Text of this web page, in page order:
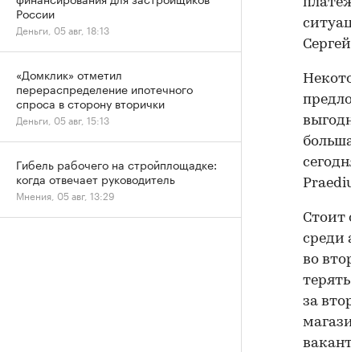
Стоит
среди
во
за
России
Деньги, 05 авг, 18:13
«Домклик» отметил
перераспределение ипотечного
спроса в сторону вторички
Деньги, 05 авг, 15:13
Гибель рабочего на стройплощадке:
когда отвечает руководитель
Мнения, 05 авг, 13:29